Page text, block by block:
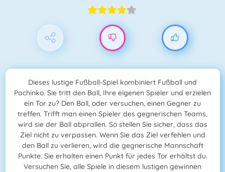
Dieses lustige Fußball-Spiel kombiniert Fußball und
Pachinko. Sie tritt den Ball, Ihre eigenen Spieler und erzielen
ein Tor zu? Den Ball, oder versuchen, einen Gegner zu
treffen. Trifft man einen Spieler des gegnerischen Teams,
wird sie der Ball abprallen. So stellen Sie sicher, dass das
Ziel nicht zu verpassen. Wenn Sie das Ziel verfehlen und
den Ball zu verlieren, wird die gegnerische Mannschaft
Punkte. Sie erhalten einen Punkt für jedes Tor erhältst du.
Versuchen Sie, alle Spiele in diesem lustigen gewinnen